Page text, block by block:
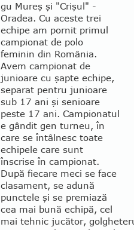
gu Mureş şi "Crişul" -
Oradea. Cu aceste trei
echi­pe am por­nit primul
campio­nat de polo
feminin din Ro­mânia.
Avem campionat de
junioare cu şap­te echipe,
separat pentru ju­nioare
sub 17 ani şi se­nioa­re
peste 17 ani. Campionatul
e gândit gen turneu, în
care se în­tâl­nesc toate
echipele care sunt
înscrise în cam­pionat.
După fiecare meci se face
cla­sa­ment, se adună
punctele şi se premiază
cea mai bună echipă, cel
mai tehnic ju­că­tor,